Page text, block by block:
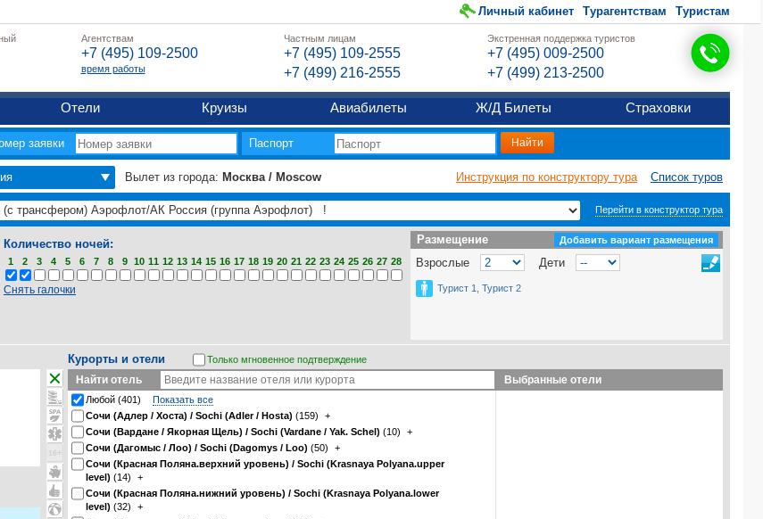
Личный кабинет Турагентствам Туристам
Агентствам
+7 (495) 109-2500
время работы
Частным лицам
+7 (495) 109-2555
+7 (499) 216-2555
Экстренная поддержка туристов
+7 (495) 009-2500
+7 (499) 213-2500
Отели Круизы Авиабилеты Ж/Д Билеты Страховки
заявки Паспорт
Вылет из города: Москва / Moscow Инструкция по конструктору тура Список туров
Перейти в конструктор тура
Размещение
Размещение Добавить вариант размещения
Взрослые Дети
Турист 1, Турист 2
Количество ночей:
1 2 3 4 5 6 7 8 9 10 11 12 13 14 15 16 17 18 19 20 21 22 23 24 25 26 27 28
Снять галочки
Только мгновенное подтверждение
Выбранные отели
Курорты и отели
Найти отель
Любой (401)
Показать все
Сочи (Адлер / Хоста) / Sochi (Adler / Hosta) (159)
+
Сочи (Вардане / Якорная Щель) / Sochi (Vardane / Yak. Schel) (10)
+
Сочи (Дагомыс / Лоо) / Sochi (Dagomys / Loo) (50)
+
Сочи (Красная Поляна.верхний уровень) / Sochi (Krasnaya Polyana.upper
level) (14)
+
Сочи (Красная Поляна.нижний уровень) / Sochi (Krasnaya Polyana.lower
level) (32)
+